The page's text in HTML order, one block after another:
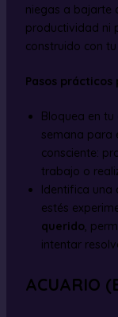
niegas a bajarte
productividad ni
construido con tu
Pasos
Bloquea en
semana para
consciente:
trabajo o
Identifica una
estés
querido,
intentar
ACUARIO